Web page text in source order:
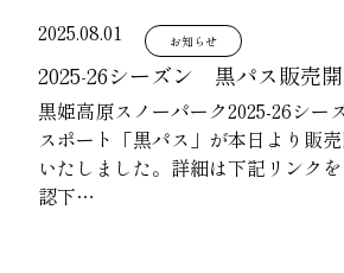
2025.08.01 お知らせ
2025-26シーズン 黒パス販売開
黒姫高原スノーパーク2025-26シー
スポート「黒パス」が本日より販
いたしました。詳細は下記リンク
認下…